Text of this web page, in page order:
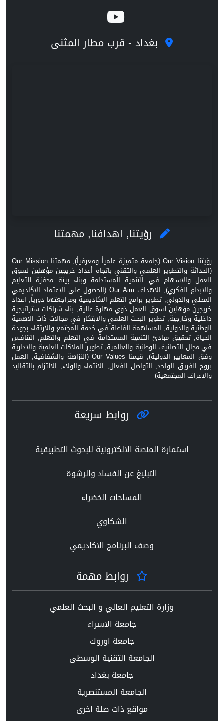
بغداد - قرب مطار المثنى
رؤيتنا, اهدافنا, مهمتنا
رؤيتنا Our Vision (جامعة متميزة علمياً ومعرفياً), مهمتنا Our Mission
(الحداثة والتطوير العلمي والتقني باتجاه أعداد خريجين مؤهلين لسوق
العمل والاسهام في التنمية المستدامة وبناء بيئة محفزة للتعليم
والابداع الفكري), الاهداف Our Aim (الحصول على الاعتماد الاكاديمي
المحلي والدولي, تطوير برامج التعلم الاكاديمية ومراجعتها دورياً, اعداد
خريجين مؤهلين لسوق العمل ذوي مهارة عالية, بناء شراكات ستراتيجية
داخلية وخارجية, تطوير البحث العلمي والابتكار في مجالات ذات الاهمية
الوطنية والدولية, المساهمة الفاعلة في خدمة المجتمع والارتقاء بجودة
الحياة, تحقيق مبادئ التنمية المستدامة في التعلم والتعلم, التنافس
في مجال التصانيف الوطنية والعالمية, تطوير الملاكات العلمية والادارية
وفق المعايير الدولية), قيمنا Our Values (النزاهة والشفافية, العمل
بروح الفريق الواحد, التواصل الفعال, الانتماء والولاء, الالتزام بالتقاليد
والاعراف المجتمعية)
روابط سريعة
استمارة المنصة الالكترونية للبحوث التطبيقية
التبليغ عن الفساد والرشوة
المساحات الخضراء
الشكاوي
وصف البرنامج الاكاديمي
روابط مهمة
وزارة التعليم العالي و البحث العلمي
جامعة الاسراء
جامعة اوروك
الجامعة التقنية الوسطى
جامعة بغداد
الجامعة المستنصرية
مواقع ذات صلة اخرى